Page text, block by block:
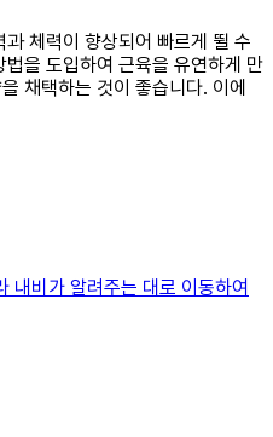
체력이 향상되어 빠르게 뛸 수
을 도입하여 근육을 유연하게 만
채택하는 것이 좋습니다. 이에
내비가 알려주는 대로 이동하여